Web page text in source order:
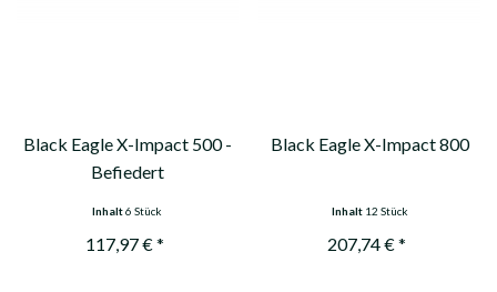
Black Eagle X-Impact 500 -
Befiedert
Inhalt6 Stück
117,97 € *
Black Eagle X-Impact 800
Inhalt 12 Stück
207,74 € *